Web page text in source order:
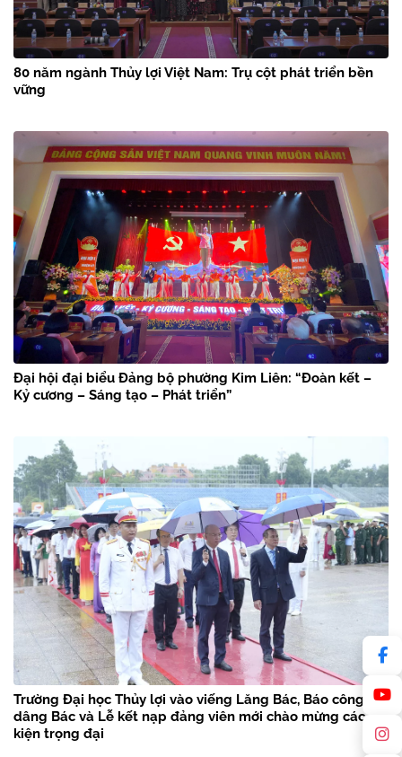
80 năm ngành Thủy lợi Việt Nam: Trụ cột phát triển bền
vững
Đại hội đại biểu Đảng bộ phường Kim Liên: “Đoàn kết –
Kỷ cương – Sáng tạo – Phát triển”
Trường Đại học Thủy lợi vào viếng Lăng Bác, Báo công
dâng Bác và Lễ kết nạp đảng viên mới chào mừng các sự
kiện trọng đại